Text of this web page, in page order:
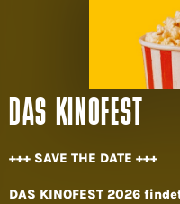
DAS KINOFEST
+++ SAVE THE DATE +++
DAS KINOFEST 2026